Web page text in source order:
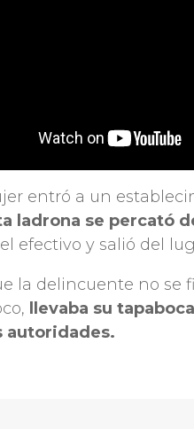
entró a un
ladrona se percató
efectivo y salió del
la delincuente no se
llevaba su
autoridades.